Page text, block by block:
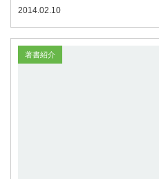
2014.02.10
著書紹介